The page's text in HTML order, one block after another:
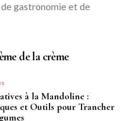
gastronomie et de
de la crème
à la Mandoline :
et Outils pour Trancher